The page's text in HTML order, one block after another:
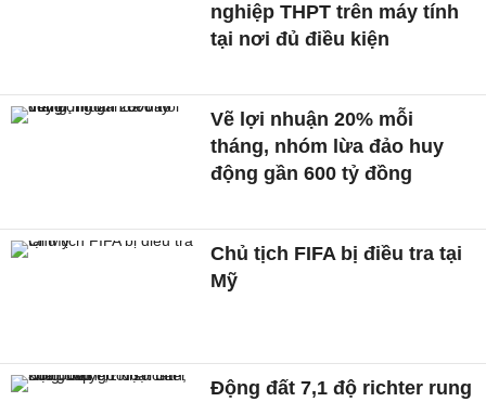
nghiệp THPT trên máy tính
tại nơi đủ điều kiện
Vẽ lợi nhuận 20% mỗi
tháng, nhóm lừa đảo huy
động gần 600 tỷ đồng
Chủ tịch FIFA bị điều tra tại
Mỹ
Động đất 7,1 độ richter rung